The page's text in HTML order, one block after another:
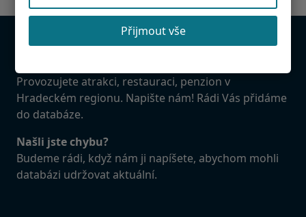
Provozujete atrakci, restauraci, penzion v
Hradeckém regionu. Napište nám! Rádi Vás přidáme
do databáze.
Našli jste chybu?
Budeme rádi, když nám ji napíšete, abychom mohli
databázi udržovat aktuální.
Přijmout vše